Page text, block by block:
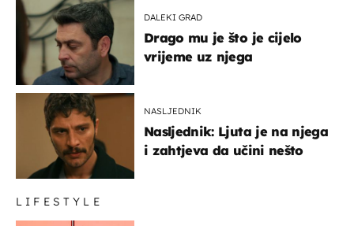
DALEKI GRAD
Drago mu je što je cijelo
vrijeme uz njega
NASLJEDNIK
Nasljednik: Ljuta je na njega
i zahtjeva da učini nešto
LIFESTYLE